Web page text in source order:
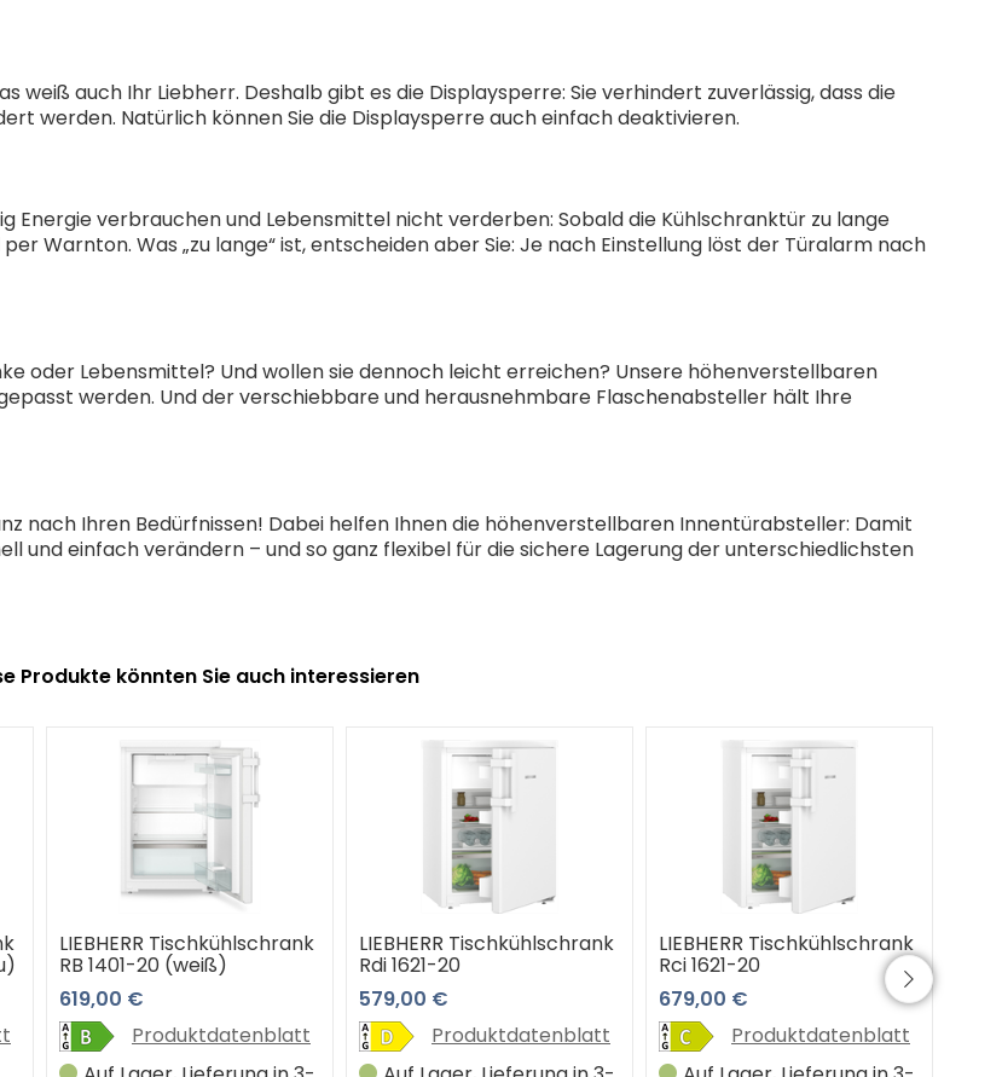
weiß auch Ihr Liebherr. Deshalb gibt es die Displaysperre: Sie verhindert zuverlässig, dass die
werden. Natürlich können Sie die Displaysperre auch einfach deaktivieren.
Energie verbrauchen und Lebensmittel nicht verderben: Sobald die Kühlschranktür zu lange
Warnton. Was „zu lange“ ist, entscheiden aber Sie: Je nach Einstellung löst der Türalarm nach
oder Lebensmittel? Und wollen sie dennoch leicht erreichen? Unsere höhenverstellbaren
werden. Und der verschiebbare und herausnehmbare Flaschenabsteller hält Ihre
nach Ihren Bedürfnissen! Dabei helfen Ihnen die höhenverstellbaren Innentürabsteller: Damit
und einfach verändern – und so ganz flexibel für die sichere Lagerung der unterschiedlichsten
Produkte könnten Sie auch interessieren
LIEBHERR Tischkühlschrank
RB 1401-20 (weiß)
619,00 €
Produktdatenblatt
LIEBHERR Tischkühlschrank
Rdi 1621-20
579,00 €
Produktdatenblatt
LIEBHERR Tischkühlschrank
Rci 1621-20
679,00 €
Produktdatenblatt